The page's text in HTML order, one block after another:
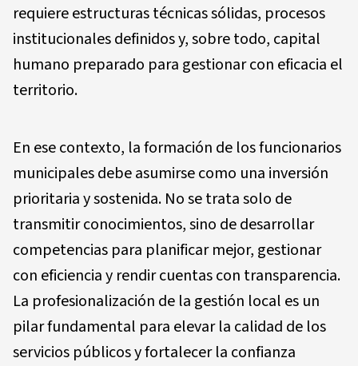
requiere estructuras técnicas sólidas, procesos
institucionales definidos y, sobre todo, capital
humano preparado para gestionar con eficacia el
territorio.
En ese contexto, la formación de los funcionarios
municipales debe asumirse como una inversión
prioritaria y sostenida. No se trata solo de
transmitir conocimientos, sino de desarrollar
competencias para planificar mejor, gestionar
con eficiencia y rendir cuentas con transparencia.
La profesionalización de la gestión local es un
pilar fundamental para elevar la calidad de los
servicios públicos y fortalecer la confianza